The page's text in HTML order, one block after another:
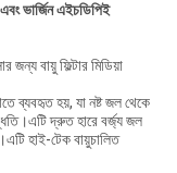
ভার্জিন এইচডিপিই
জন্য বায়ু ফিল্টার মিডিয়া
ব্যবহৃত হয়, যা নষ্ট জল থেকে
দ্রুত হারে বর্জ্য জল
হাই-টেক বায়ুচালিত